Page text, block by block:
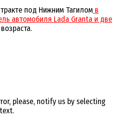
под Нижним Тагилом в
автомобиля Lada Granta и две
please, notify us by selecting